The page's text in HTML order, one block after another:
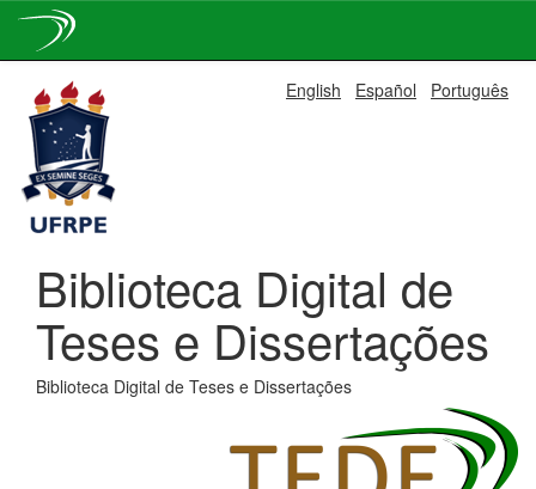
navigation
English Español Português
Biblioteca Digital de
Teses e Dissertações
Biblioteca Digital de Teses e Dissertações